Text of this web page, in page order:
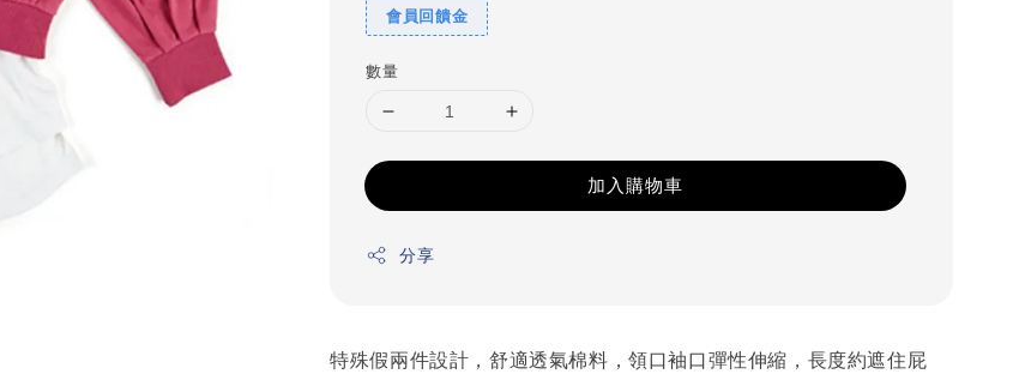
會員回饋金
數量
加入購物車
分享
特殊假兩件設計，舒適透氣棉料，領口袖口彈性伸縮，長度約遮住屁